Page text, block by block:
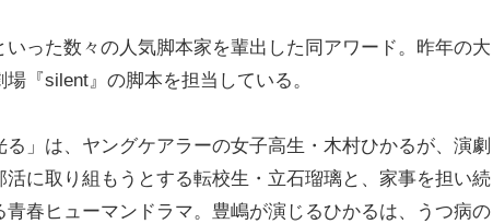
った数々の人気脚本家を輩出した同アワード。昨年の大
『silent』の脚本を担当している。
」は、ヤングケアラーの女子高生・木村ひかるが、演劇
に取り組もうとする転校生・立石瑠璃と、家事を担い続
春ヒューマンドラマ。豊嶋が演じるひかるは、うつ病の